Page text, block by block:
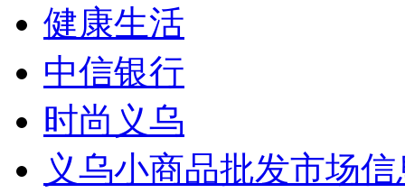
健康生活
中信银行
时尚义乌
义乌小商品批发市场